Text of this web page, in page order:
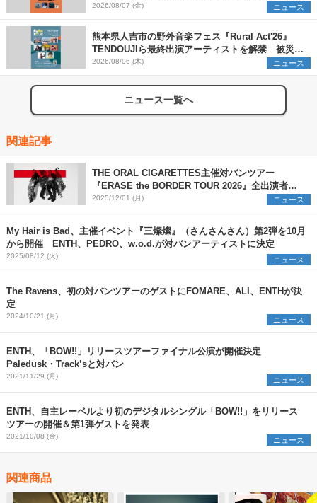
決定
2026/08/07 (金) ニュース
熊本県人吉市の野外音楽フェス『Rural Act'26』
TENDOUJIら最終出演アーティストを解禁 被災地
支援プロジェクトの始動も発表
2026/08/06 (木) ニュース
ニュース一覧へ
関連記事
THE ORAL CIGARETTES主催対バンツアー
『ERASE the BORDER TOUR 2026』全出演者を
解禁 TK from 凛として時雨ら3組の参加を新たに発
表
2025/12/01 (月) ニュース
My Hair is Bad、主催イベント『三燦燦』（さんさんさん）第2弾を10月
から開催 ENTH、PEDRO、w.o.d.が対バンアーティストに決定
2025/08/12 (火) ニュース
The Ravens、初の対バンツアーのゲストにFOMARE、ALI、ENTHが決
定
2024/10/21 (月) ニュース
ENTH、「BOW!!」リリースツアーファイナル公演が開催決定
Paledusk・Track’sと対バン
2021/11/29 (月) ニュース
ENTH、自主レーベルより初のデジタルシングル「BOW!!」をリリース
ツアーの開催＆第1弾ゲストを発表
2021/10/08 (金) ニュース
関連商品